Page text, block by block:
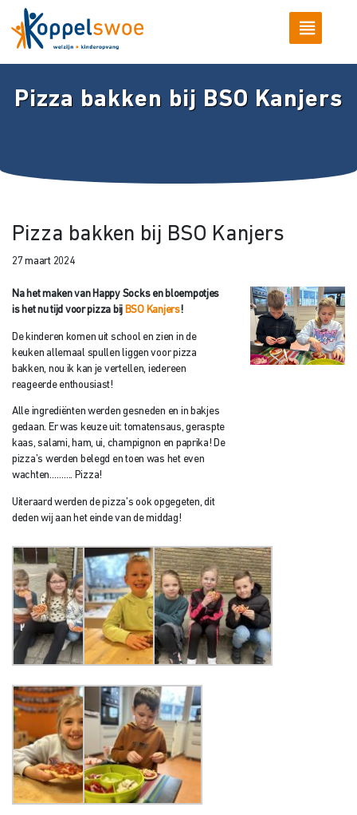
Pizza bakken bij BSO Kanjers
Pizza bakken bij BSO Kanjers
27 maart 2024
Na het maken van Happy Socks en bloempotjes
is het nu tijd voor pizza bij BSO Kanjers!
De kinderen komen uit school en zien in de
keuken allemaal spullen liggen voor pizza
bakken, nou ik kan je vertellen, iedereen
reageerde enthousiast!
Alle ingrediënten werden gesneden en in bakjes
gedaan. Er was keuze uit: tomatensaus, geraspte
kaas, salami, ham, ui, champignon en paprika! De
pizza’s werden belegd en toen was het even
wachten………. Pizza!
Uiteraard werden de pizza’s ook opgegeten, dit
deden wij aan het einde van de middag!